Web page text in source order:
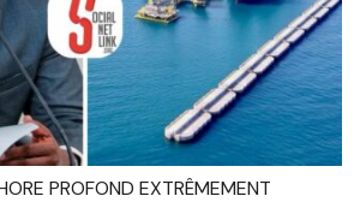
PROFOND EXTRÊMEMENT